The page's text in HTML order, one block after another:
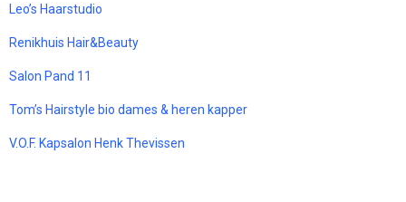
Leo’s Haarstudio
Renikhuis Hair&Beauty
Salon Pand 11
Tom’s Hairstyle bio dames & heren kapper
V.O.F. Kapsalon Henk Thevissen